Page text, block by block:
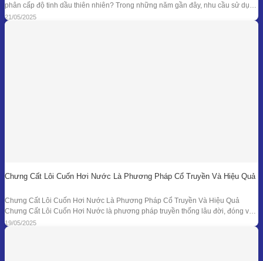
phân cấp độ tinh dầu thiên nhiên? Trong những năm gần đây, nhu cầu sử dụng
tinh dầu thiên nhiên ngày càng gia tăng trong các lĩnh vực như chăm sóc sức
khỏe, mỹ phẩm, liệu pháp hương thơm,
21/05/2025
Chưng Cất Lôi Cuốn Hơi Nước Là Phương Pháp Cổ Truyền Và Hiệu Quả
Chưng Cất Lôi Cuốn Hơi Nước Là Phương Pháp Cổ Truyền Và Hiệu Quả
Chưng Cất Lôi Cuốn Hơi Nước là phương pháp truyền thống lâu đời, đóng vai
trò nền tảng trong ngành chiết xuất tinh dầu thiên nhiên. Từ những nồi đồng thủ
công ở các làng nghề cho đến hệ thống chưng
19/05/2025